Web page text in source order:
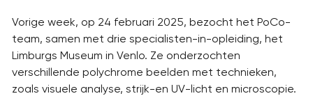
Vorige week, op 24 februari 2025, bezocht het PoCo-
team, samen met drie specialisten-in-opleiding, het
Limburgs Museum in Venlo. Ze onderzochten
verschillende polychrome beelden met technieken,
zoals visuele analyse, strijk-en UV-licht en microscopie.